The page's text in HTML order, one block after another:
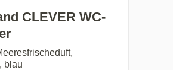
CLEVER WC-
blau